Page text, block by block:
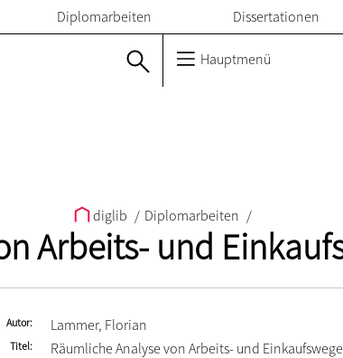
Diplomarbeiten Dissertationen
Hauptmenü
diglib / Diplomarbeiten /
Arbeits- und
Autor Lammer, Florian
Titel Räumliche Analyse von Arbeits- und